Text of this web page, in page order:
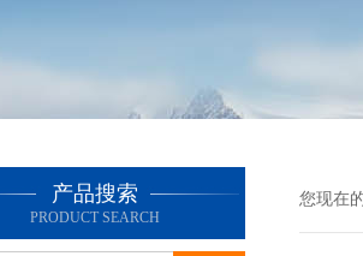
产品搜索
PRODUCT SEARCH
您现在